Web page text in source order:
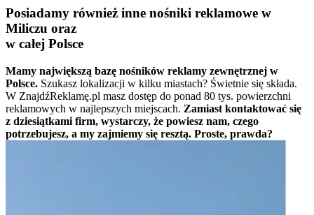
Posiadamy również inne nośniki reklamowe w
Miliczu oraz
w całej Polsce
Mamy największą bazę nośników reklamy zewnętrznej w
Polsce. Szukasz lokalizacji w kilku miastach? Świetnie się składa.
W ZnajdźReklamę.pl masz dostęp do ponad 80 tys. powierzchni
reklamowych w najlepszych miejscach. Zamiast kontaktować się
z dziesiątkami firm, wystarczy, że powiesz nam, czego
potrzebujesz, a my zajmiemy się resztą. Proste, prawda?